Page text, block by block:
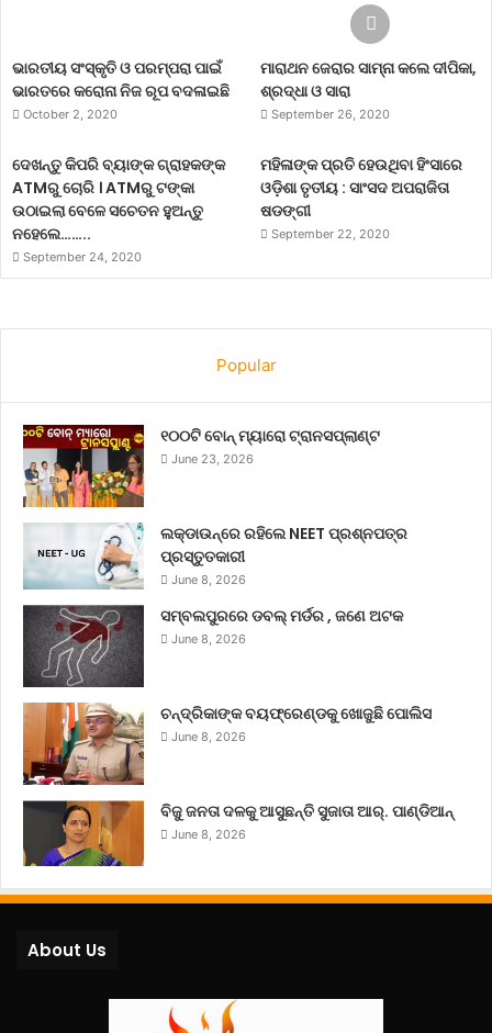
ଭାରତୀୟ ସଂସ୍କୃତି ଓ ପରମ୍ପରା ପାଇଁ
ଭାରତରେ କରୋନା ନିଜ ରୂପ ବଦଳାଇଛି
October 2, 2020
ମାରାଥନ ଜେରାର ସାମ୍ନା କଲେ ଦୀପିକା,
ଶ୍ରଦ୍ଧା ଓ ସାରା
September 26, 2020
ଦେଖନ୍ତୁ କିପରି ବ୍ୟାଙ୍କ ଗ୍ରାହକଙ୍କ
ATMରୁ ଚୋରି । ATMରୁ ଟଙ୍କା
ଉଠାଇଲା ବେଳେ ସଚେତନ ହୁଅନ୍ତୁ
ନହେଲେ……..
September 24, 2020
ମହିଳାଙ୍କ ପ୍ରତି ହେଉଥିବା ହିଂସାରେ
ଓଡ଼ିଶା ତୃତୀୟ : ସାଂସଦ ଅପରାଜିତା
ଷଡଙ୍ଗୀ
September 22, 2020
Popular
୧୦୦ଟି ବୋନ୍ ମ୍ୟାରୋ ଟ୍ରାନସପ୍ଲାଣ୍ଟ
June 23, 2026
ଲକ୍‌ଡାଉନ୍‌ରେ ରହିଲେ NEET ପ୍ରଶ୍ନପତ୍ର
ପ୍ରସ୍ତୁତକାରୀ
June 8, 2026
ସମ୍ବଲପୁରରେ ଡବଲ୍ ମର୍ଡର , ଜଣେ ଅଟକ
June 8, 2026
ଚନ୍ଦ୍ରିକାଙ୍କ ବୟଫ୍ରେଣ୍ଡକୁ ଖୋଜୁଛି ପୋଲିସ
June 8, 2026
ବିଜୁ ଜନତା ଦଳକୁ ଆସୁଛନ୍ତି ସୁଜାତା ଆର୍‌. ପାଣ୍ଡିଆନ୍
June 8, 2026
About Us